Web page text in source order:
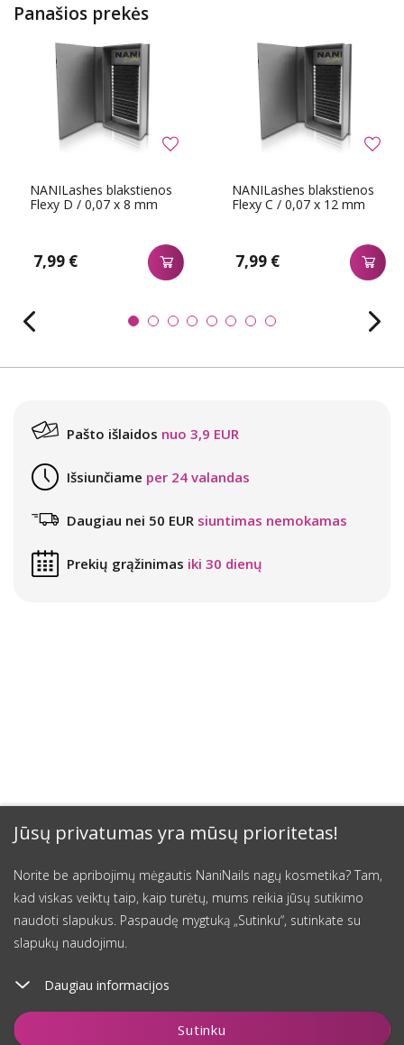
Jūsų privatumas yra mūsų prioritetas!
Norite be apribojimų mėgautis NaniNails nagų kosmetika? Tam,
kad viskas veiktų taip, kaip turėtų, mums reikia jūsų sutikimo
naudoti slapukus. Paspaudę mygtuką „Sutinku“, sutinkate su
slapukų naudojimu.
Daugiau informacijos
Sutinku
Įdėti į krepšelį
Panašios prekės
NANILashes blakstienos
Flexy D / 0,07 x 8 mm
7,99 €
NANILashes blakstienos
Flexy C / 0,07 x 12 mm
7,99 €
Pašto išlaidos nuo 3,9 EUR
Išsiunčiame per 24 valandas
Daugiau nei 50 EUR siuntimas nemokamas
Prekių grąžinimas iki 30 dienų